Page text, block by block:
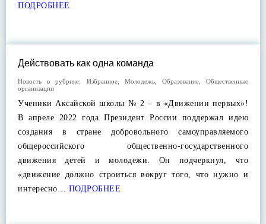
ПОДРОБНЕЕ
Действовать как одна команда
Новость в рубрике: Избранное, Молодежь, Образование,Общественные
организации
Ученики Аксайской школы № 2 – в «Движении первых»!
В апреле 2022 года Президент России поддержал идею
создания в стране добровольного самоуправляемого
общероссийского общественно-государственного
движения детей и молодежи. Он подчеркнул, что
«движение должно строиться вокруг того, что нужно и
интересно… ПОДРОБНЕЕ